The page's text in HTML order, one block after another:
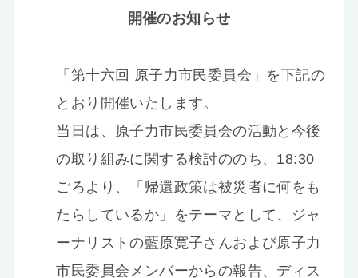
開催のお知らせ
「第十六回 原子力市民委員会」を下記の
とおり開催いたします。
当日は、原子力市民委員会の活動と今後
の取り組みに関する検討ののち、18:30
ごろより、「帰還政策は被災者に何をも
たらしているか」をテーマとして、ジャ
ーナリストの藍原寛子さんおよび原子力
市民委員会メンバーからの報告、ディス